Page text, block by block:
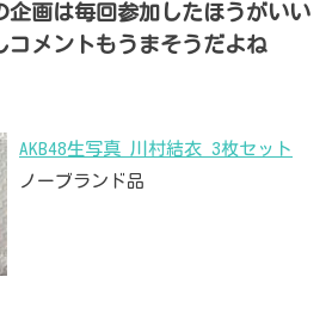
企画は毎回参加したほうがいい
コメントもうまそうだよね
AKB48生写真 川村結衣 3枚セット
ノーブランド品